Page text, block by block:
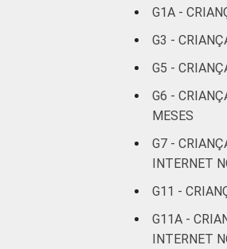
DA CRIANÇA
OU DO
ADOLESCENTE
G1A -
G3 -
G5 -
G6 -
MESES
G7 -
INTERNET
G11 -
G11A -
INTERNET